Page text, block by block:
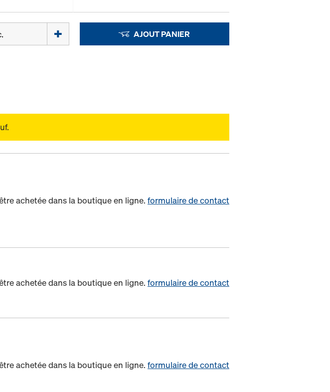
AJOUT PANIER
achetée dans la boutique en ligne. formulaire de contact
achetée dans la boutique en ligne. formulaire de contact
achetée dans la boutique en ligne. formulaire de contact